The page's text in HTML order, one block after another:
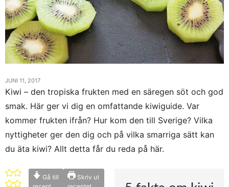
JUNI 11, 2017
Kiwi – den tropiska frukten med en säregen söt och god
smak. Här ger vi dig en omfattande kiwiguide. Var
kommer frukten ifrån? Hur kom den till Sverige? Vilka
nyttigheter ger den dig och på vilka smarriga sätt kan
du äta kiwi? Allt detta får du reda på här.
Gå till
Skriv ut